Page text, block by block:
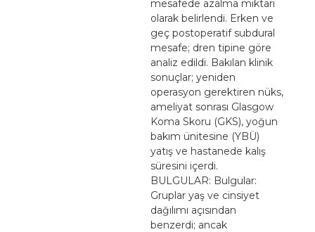
mesafede azalma miktarı
olarak belirlendi. Erken ve
geç postoperatif subdural
mesafe; dren tipine göre
analiz edildi. Bakılan klinik
sonuçlar; yeniden
operasyon gerektiren nüks,
ameliyat sonrası Glasgow
Koma Skoru (GKS), yoğun
bakım ünitesine (YBÜ)
yatış ve hastanede kalış
süresini içerdi.
BULGULAR: Bulgular:
Gruplar yaş ve cinsiyet
dağılımı açısından
benzerdi; ancak